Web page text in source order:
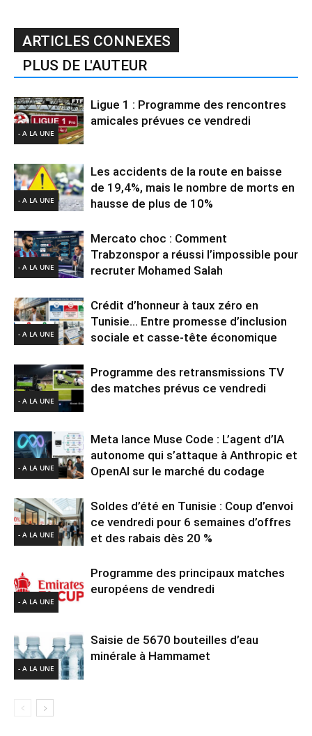
ARTICLES CONNEXES
PLUS DE L'AUTEUR
- A LA UNE
Ligue 1 : Programme des rencontres
amicales prévues ce vendredi
- A LA UNE
Les accidents de la route en baisse
de 19,4%, mais le nombre de morts en
hausse de plus de 10%
- A LA UNE
Mercato choc : Comment
Trabzonspor a réussi l’impossible pour
recruter Mohamed Salah
- A LA UNE
Crédit d’honneur à taux zéro en
Tunisie… Entre promesse d’inclusion
sociale et casse-tête économique
- A LA UNE
Programme des retransmissions TV
des matches prévus ce vendredi
- A LA UNE
Meta lance Muse Code : L’agent d’IA
autonome qui s’attaque à Anthropic et
OpenAI sur le marché du codage
- A LA UNE
Soldes d’été en Tunisie : Coup d’envoi
ce vendredi pour 6 semaines d’offres
et des rabais dès 20 %
- A LA UNE
Programme des principaux matches
européens de vendredi
- A LA UNE
Saisie de 5670 bouteilles d’eau
minérale à Hammamet